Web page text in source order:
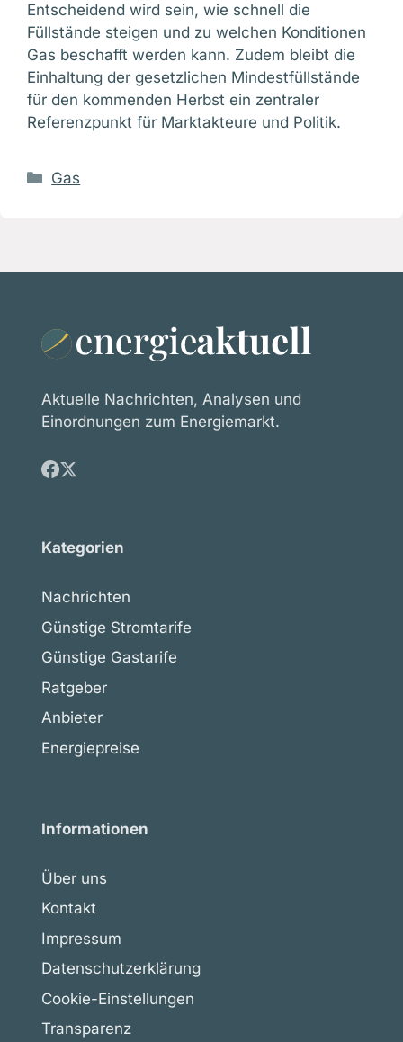
Entscheidend wird sein, wie schnell die
Füllstände steigen und zu welchen Konditionen
Gas beschafft werden kann. Zudem bleibt die
Einhaltung der gesetzlichen Mindestfüllstände
für den kommenden Herbst ein zentraler
Referenzpunkt für Marktakteure und Politik.
Kategorien
Gas
Aktuelle Nachrichten, Analysen und
Einordnungen zum Energiemarkt.
Kategorien
Nachrichten
Günstige Stromtarife
Günstige Gastarife
Ratgeber
Anbieter
Energiepreise
Informationen
Über uns
Kontakt
Impressum
Datenschutzerklärung
Cookie-Einstellungen
Transparenz